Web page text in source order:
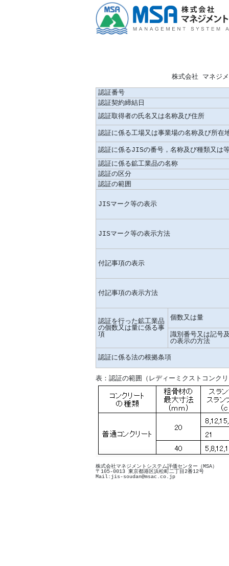
株式会社 マネジ
認証番号
認証契約締結日
認証取得者の氏名又は名称及び住所
認証に係る工場又は事業場の名称及び所在
認証に係るJISの番号，名称及び種類又は
認証に係る鉱工業品の名称
認証の区分
認証の範囲
JISマーク等の表示
JISマーク等の表示方法
付記事項の表示
付記事項の表示方法
認証を行った鉱工業品
の個数又は量に係る事
項
個数又は量
識別番号又は記号
の表示の方法
認証に係る法の根拠条項
表：認証の範囲（レディーミクストコンク
株式会社マネジメントシステム評価センター（MSA）
〒105-0013 東京都港区浜松町二丁目2番12号
Mail:jis-soudan@msac.co.jp